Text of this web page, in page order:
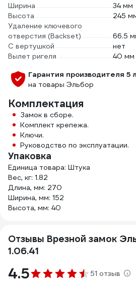
Ширина
34 мм
Высота
245
Удаление ключевого
отверстия (Backset)
66.5
С вертушкой
нет
Вылет ригеля
40 мм
Гарантия производителя 5
на товары Эльбор
Комплектация
Замок в сборе.
Комплект крепежа.
Ключи.
Руководство по эксплуатации.
Упаковка
Единица товара: Штука
Вес, кг: 1.82
Длина, мм: 270
Ширина, мм: 152
Высота, мм: 40
Отзывы Врезной замок
1.06.41
4.5 51 отзыв